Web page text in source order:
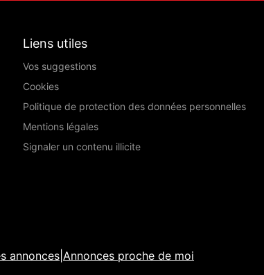
Liens utiles
Vos suggestions
Cookies
Politique de protection des données personnelles
Mentions légales
Signaler un contenu illicite
annonces Annonces proche de moi